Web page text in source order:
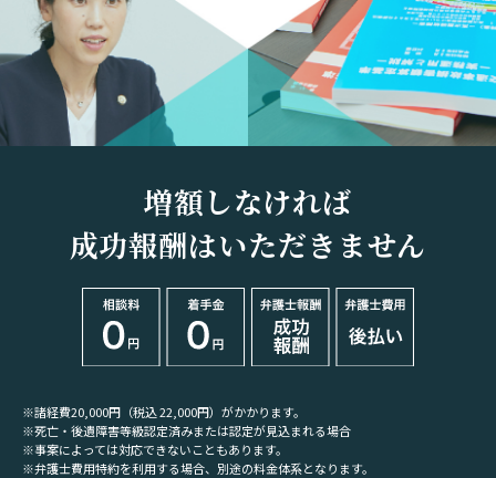
増額しなければ
成功報酬はいただきません
※諸経費20,000円（税込 22,000円）がかかります。
※死亡・後遺障害等級認定済みまたは認定が見込まれる場合
※事案によっては対応できないこともあります。
※弁護士費用特約を利用する場合、別途の料金体系となります。